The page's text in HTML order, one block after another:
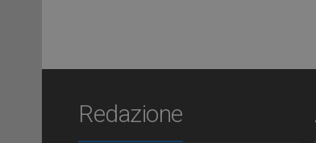
Redazione